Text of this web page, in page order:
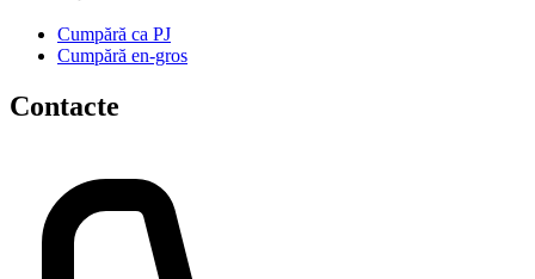
Cumpără ca PJ
Cumpără en-gros
Contacte